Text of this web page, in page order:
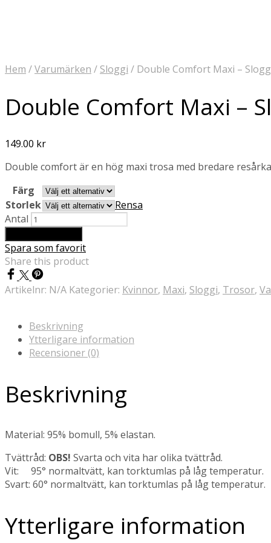
Hem /Varumärken / Sloggi / Double Comfort Maxi –
Double Comfort Maxi –
149.00 kr
Double comfort är en hög maxi trosa med bredare
Färg
Storlek
Rensa
Antal
Spara som favorit
Share this product
Artikelnr: N/A Kategorier: Kvinnor, Maxi, Sloggi, Trosor,
Beskrivning
Ytterligare information
Recensioner (0)
Beskrivning
Material: 95% bomull, 5% elastan.
Tvättråd: OBS! Svarta och vita har olika tvättråd.
Vit: 95° normaltvätt, kan torktumlas på låg temperatur.
Svart: 60° normaltvätt, kan torktumlas på låg temperatur.
Ytterligare information